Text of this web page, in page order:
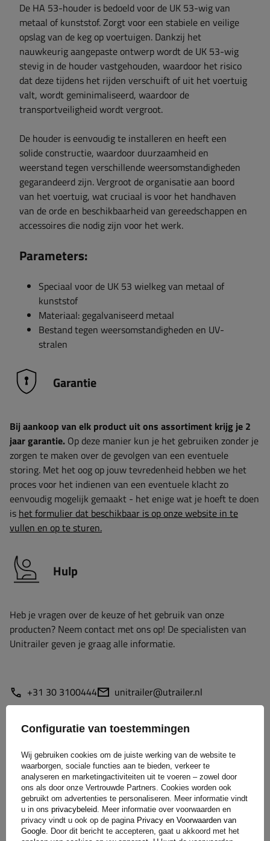
De HA 53-houder is bedoeld voor de UK 53-wig van
metaal of kunststof. Zorgt voor een stabiele en veilige
opslag van de keg op voertuigen. Dankzij het
nauwkeurig aangepaste ontwerp wordt de UK 53-wig
stevig in de houder vastgehouden, waardoor het risico
dat deze tijdens het rijden verschuift of uit het voertuig
valt, wordt geminimaliseerd, waardoor de
transportveiligheid wordt vergroot.
De houder is eenvoudig te installeren en heeft een
solide constructie, waardoor duurzaamheid en
weerstand tegen verschillende weersomstandigheden
gegarandeerd zijn. Vergroot de organisatie aan boord
van het voertuig, wat cruciaal is voor het handhaven
van de orde en beschikbaarheid van gereedschappen en
accessoires die nodig zijn voor het werk.
Parameters:
Speciaal voor de UK 53 wielkeg van metaal of
kunststof
Materiaal: gegalvaniseerd metaal
Bestand tegen weersomstandigheden en UV-
stralen
Garantie
Bij aankoop van elk product uit ons assortiment krijg je 2
jaar garantie. Op deze manier kun je het gebruiken zonder je
zorgen te maken over de gevolgen van een eventuele
storing. Met het oog op jouw tevredenheid hebben we het
proces voor het indienen van een eventuele klacht zo
eenvoudig mogelijk gemaakt - het enige wat je hoeft te doen
is het formulier dat beschikbaar is op onze website in te
vullen en op te sturen.
Hulp
Heb je vragen over de keuze of het gebruik van onze
producten? Neem contact met ons op! De specialisten van
Unitrailer geven je graag alle informatie.
+31 30 3100444 unitrailer@utrailer.nl
Specificaties
Levering
Stel uw vraag
Configuratie van toestemmingen
Wij gebruiken cookies om de juiste werking van de website te
waarborgen, sociale functies aan te bieden, verkeer te
analyseren en marketingactiviteiten uit te voeren – zowel door
ons als door onze Vertrouwde Partners. Cookies worden ook
gebruikt om advertenties te personaliseren. Meer informatie vindt
u in ons privacybeleid . Meer informatie over voorwaarden en
privacy vindt u ook op de pagina Privacy en Voorwaarden van
Google . Door dit bericht te accepteren, gaat u akkoord met het